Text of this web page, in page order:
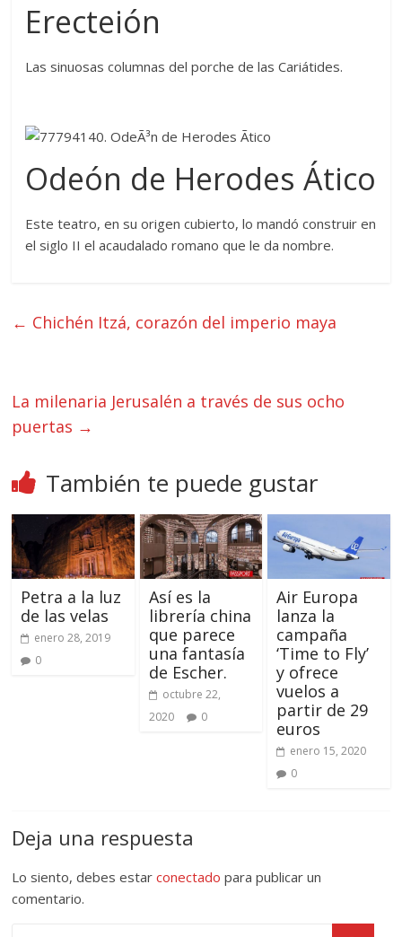
Erecteión
Las sinuosas columnas del porche de las Cariátides.
Odeón de Herodes Ático
Este teatro, en su origen cubierto, lo mandó construir en
el siglo II el acaudalado romano que le da nombre.
← Chichén Itzá, corazón del imperio maya
La milenaria Jerusalén a través de sus ocho
puertas →
También te puede gustar
Petra a la luz
de las velas
enero 28, 2019
0
Así es la
librería china
que parece
una fantasía
de Escher.
octubre 22,
2020
0
Air Europa
lanza la
campaña
‘Time to Fly’
y ofrece
vuelos a
partir de 29
euros
enero 15, 2020
0
Deja una respuesta
Lo siento, debes estarconectado para publicar un
comentario.